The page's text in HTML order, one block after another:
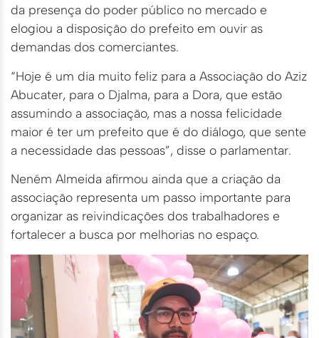
da presença do poder público no mercado e
elogiou a disposição do prefeito em ouvir as
demandas dos comerciantes.
“Hoje é um dia muito feliz para a Associação do Aziz
Abucater, para o Djalma, para a Dora, que estão
assumindo a associação, mas a nossa felicidade
maior é ter um prefeito que é do diálogo, que sente
a necessidade das pessoas”, disse o parlamentar.
Neném Almeida afirmou ainda que a criação da
associação representa um passo importante para
organizar as reivindicações dos trabalhadores e
fortalecer a busca por melhorias no espaço.